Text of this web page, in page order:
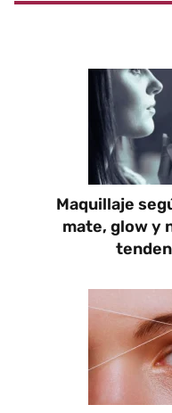
Maquillaje
mate, glow y